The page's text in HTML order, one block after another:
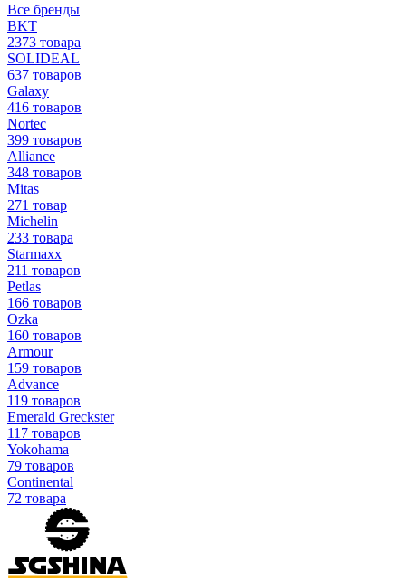
Все бренды
BKT
2373 товара
SOLIDEAL
637 товаров
Galaxy
416 товаров
Nortec
399 товаров
Alliance
348 товаров
Mitas
271 товар
Michelin
233 товара
Starmaxx
211 товаров
Petlas
166 товаров
Ozka
160 товаров
Armour
159 товаров
Advance
119 товаров
Emerald Greckster
117 товаров
Yokohama
79 товаров
Continental
72 товара